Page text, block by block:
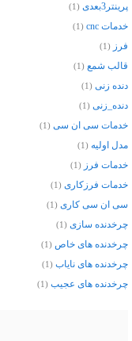
پرینتر3بعدی (1)
خدمات cnc (1)
فرز (1)
قالب شمع (1)
دنده زنی (1)
دنده_زنی (1)
خدمات سی ان سی (1)
مدل اولیه (1)
خدمات فرز (1)
خدمات فرزکاری (1)
سی ان سی کاری (1)
چرخدنده سازی (1)
چرخدنده های خاص (1)
چرخدنده های نایاب (1)
چرخدنده های عجیب (1)